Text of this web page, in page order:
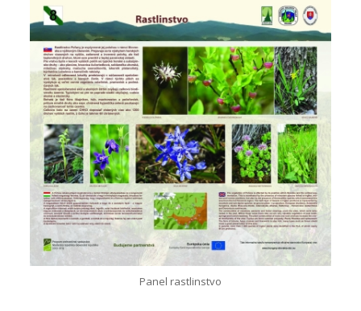
Panel rastlinstvo